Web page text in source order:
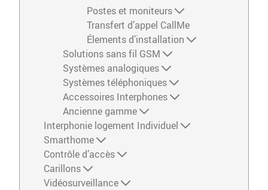
Postes et moniteurs
Transfert d’appel CallMe
Élements d’installation
Solutions sans fil GSM
Systèmes analogiques
Systèmes téléphoniques
Accessoires Interphones
Ancienne gamme
Interphonie logement Individuel
Smarthome
Contrôle d’accès
Carillons
Vidéosurveillance